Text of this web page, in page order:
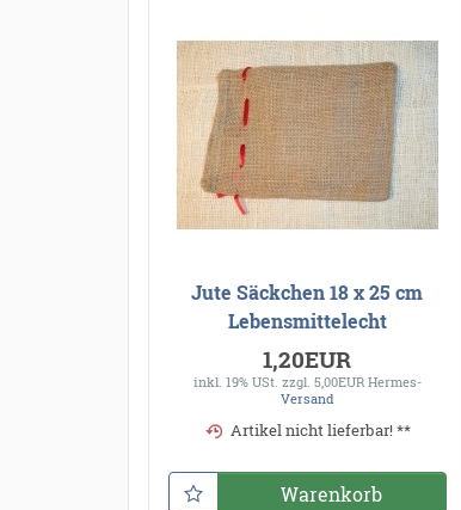
Jute Säckchen 18 x 25 cm
Lebensmittelecht
1,20EUR
inkl. 19% USt. zzgl. 5,00EUR Hermes-
Versand
Artikel nicht lieferbar! **
Warenkorb